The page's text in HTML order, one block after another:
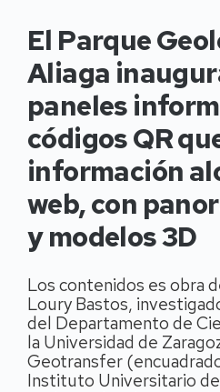
El Parque
Aliaga
paneles
códigos QR
información
web, con
y modelos 3D
Los contenidos es obra
Loury Bastos,
del Departamento de
la Universidad de
Geotransfer
Instituto Universitario de